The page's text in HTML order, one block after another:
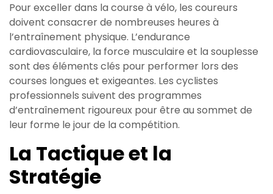
Pour exceller dans la course à vélo, les coureurs
doivent consacrer de nombreuses heures à
l’entraînement physique. L’endurance
cardiovasculaire, la force musculaire et la souplesse
sont des éléments clés pour performer lors des
courses longues et exigeantes. Les cyclistes
professionnels suivent des programmes
d’entraînement rigoureux pour être au sommet de
leur forme le jour de la compétition.
La Tactique et la
Stratégie